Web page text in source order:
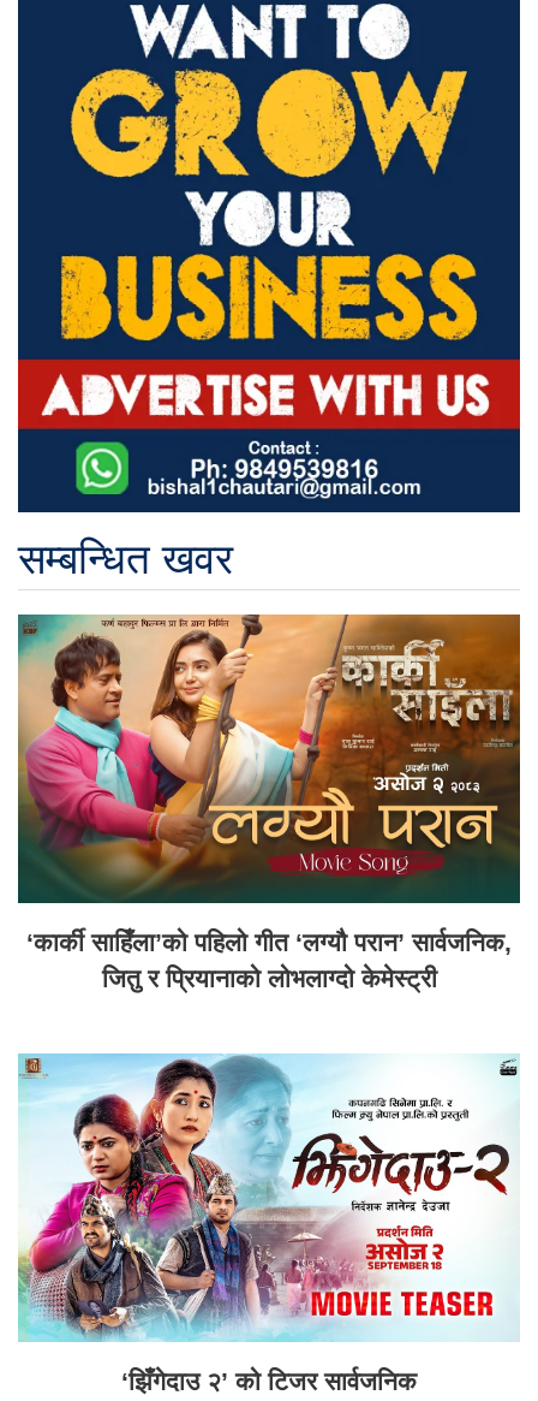
सम्बन्धित खवर
‘कार्की साहिँला’को पहिलो गीत ‘लग्यौ परान’ सार्वजनिक,
जितु र प्रियानाको लोभलाग्दो केमेस्ट्री
‘झिँगेदाउ २’ को टिजर सार्वजनिक